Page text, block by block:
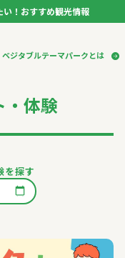
！おすすめ観光情報
ベジタブルテーマパークとは
ルテーマパークとは
ー企業について
サダー
報
・体験
を探す